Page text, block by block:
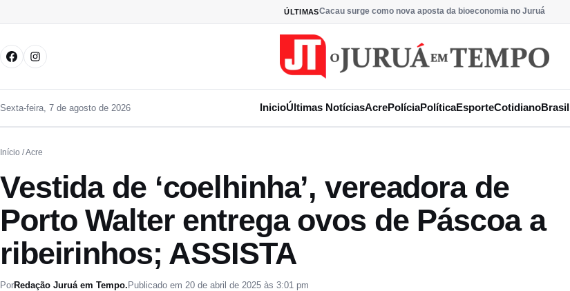
ÚLTIMASCacau surge como nova aposta da bioeconomia no Juruá
Sexta-feira, 7 de agosto de 2026 InicioÚltimas NotíciasAcrePolíciaPolíticaEsporteCotidianoBrasil
Início / Acre
Vestida de ‘coelhinha’, vereadora de
Porto Walter entrega ovos de Páscoa a
ribeirinhos; ASSISTA
PorRedação Juruá em Tempo. Publicado em 20 de abril de 2025 às 3:01 pm